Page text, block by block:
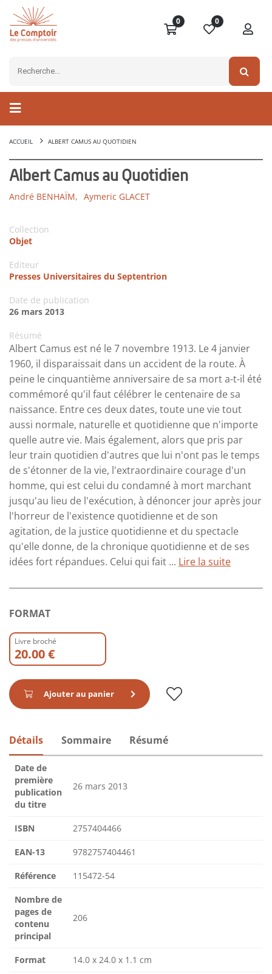
0 0
ACCUEIL ALBERT CAMUS AU QUOTIDIEN
Albert Camus au Quotidien
André BENHAÏM, Aymeric GLACET
Collection
Objet
Editeur
Presses Universitaires du Septentrion
Date de publication
26 mars 2013
Résumé
Albert Camus est né le 7 novembre 1913. Le 4 janvier
1960, il disparaissait dans un accident de la route. À
peine le cinquantième anniversaire de sa mort a-t-il été
commémoré qu'il faut célébrer le centenaire de sa
naissance. Entre ces deux dates, toute une vie tout
aussi normale, naturelle et quotidienne que n'importe
quelle autre vie. Mais également, alors que pris par
leur train quotidien d'autres que lui n'ont pas le temps
de s'étonner de la vie, l'extraordinaire courage d'un
homme, qui est celui du condamné à mort marchant
jusqu'au lieu de l'exécution, à dénoncer jour après jour
l'horreur de l'existence quotidienne et de son
agitation, de la justice quotidienne et du spectacle
qu'elle donne, de la chronique quotidienne et de ses
idées fort répandues. Celui qui fait ... Lire la suite
FORMAT
Livre broché
20.00 €
Ajouter au panier
Détails Sommaire Résumé
Date de
première
publication
du titre
26 mars 2013
ISBN 2757404466
EAN-13 9782757404461
Référence 115472-54
Nombre de
pages de
contenu
principal
206
Format 14.0 x 24.0 x 1.1 cm